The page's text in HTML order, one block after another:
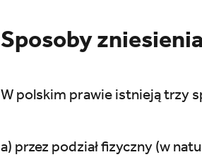
Sposoby
W polskim prawie istnieją trzy
a) przez podział fizyczny (w